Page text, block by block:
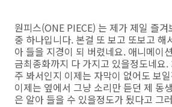
원피스(ONE PIECE) 는 제가 제일 즐
중 하나입니다. 본걸 또 보고 또보고 해
아 들을 지경이 되 버렸네요. 애니메이
금최종화까지 다 가지고 있을정도네요
주 봐서인지 이제는 자막이 없어도 보
이제는 옆에서 그냥 소리만 듣던 제 동
은 알아 들을 수 있을정도가 됬다고 그